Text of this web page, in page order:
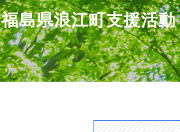
福島県浪江町支援活動